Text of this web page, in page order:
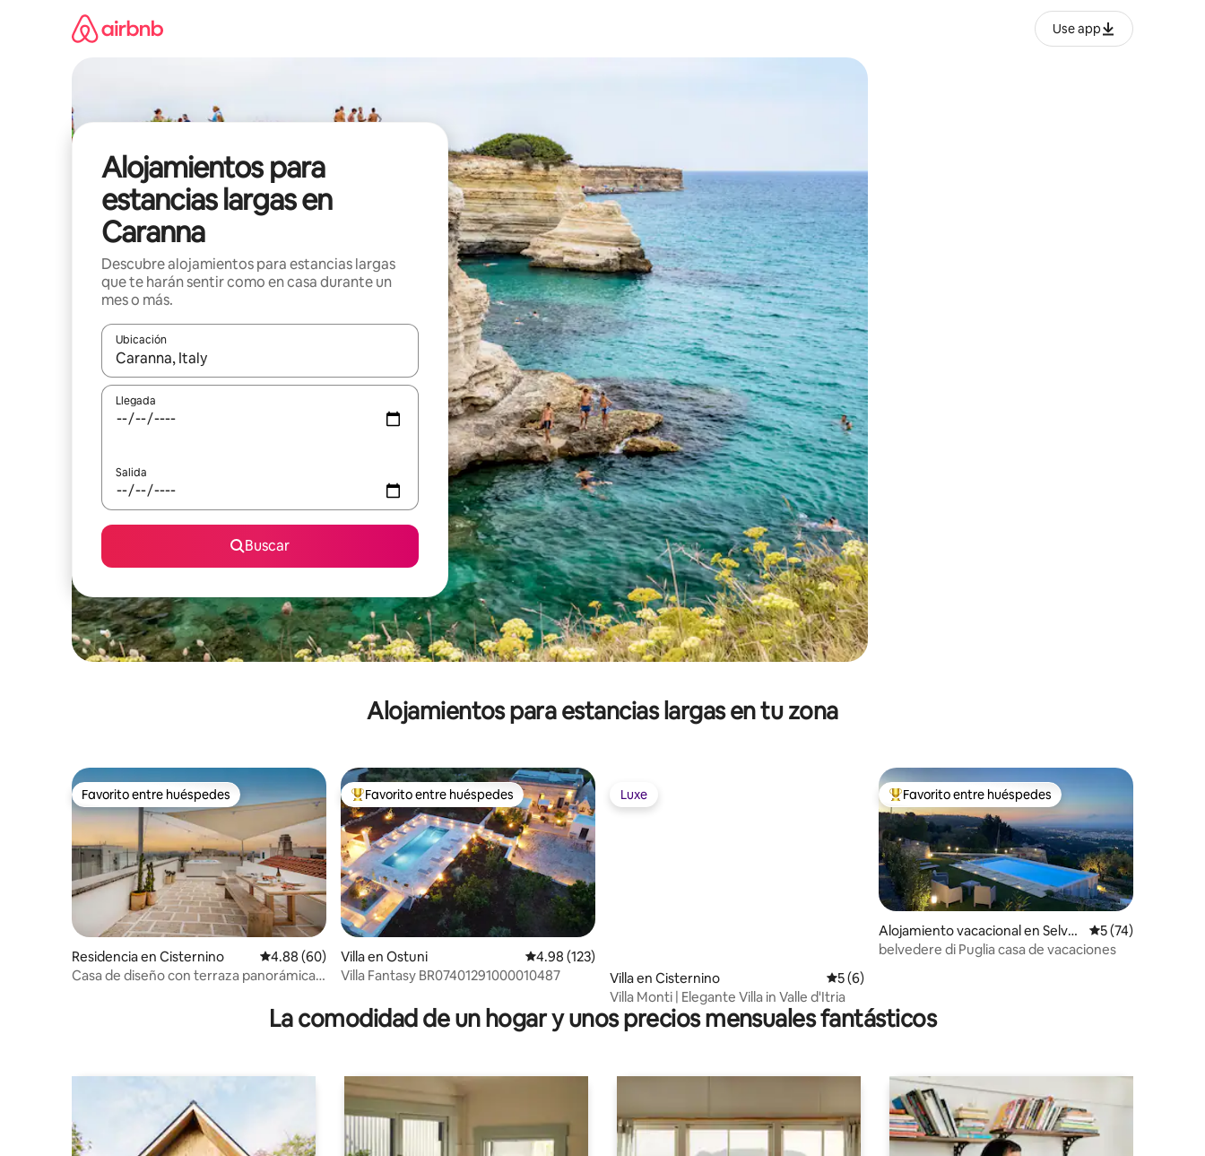
Use app
Alojamientos para
estancias largas en
Caranna
Descubre alojamientos para estancias largas
que te harán sentir como en casa durante un
mes o más.
Ubicación
Cuando los resultados estén disponibles, podrás navegar usando las teclas de las flechas hacia arriba y hacia abajo, o bien tocando y deslizando la pantalla.
Llegada
Salida
Buscar
Alojamientos para estancias largas en tu zona
Favorito entre huéspedes
Favorito entre huéspedes
Residencia en Cisternino Calificación promedio: 4.88 de 5; 60 evaluaciones
4.88 (60)
Casa de diseño con terraza panorámica,
De los mejores en Favorito entre huéspedes
Favorito entre huéspedes
Villa en Ostuni Calificación promedio: 4.98 de 5; 123 evaluaciones
4.98 (123)
Villa Fantasy BR07401291000010487
Luxe
Luxe
Villa en Cisternino Calificación promedio: 5 de 5; 6 evaluaciones
5 (6)
Villa Monti | Elegante Villa in Valle d'Itria
De los mejores en Favorito entre huéspedes
Favorito entre huéspedes
Alojamiento vacacional en Selva
di Fasano
Calificación
5 (74)
belvedere di Puglia casa de vacaciones
La comodidad de un hogar y unos precios mensuales fantásticos